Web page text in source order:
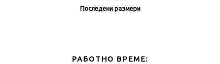
Последени размери
РАБОТНО ВРЕМЕ: